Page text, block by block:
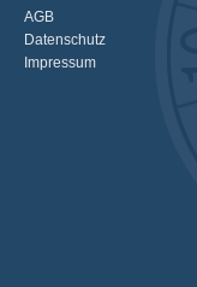
AGB
Datenschutz
Impressum